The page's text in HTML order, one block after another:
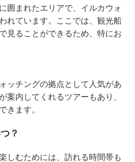
囲まれたエリアで、イルカウォ
れています。ここでは、観光船
見ることができるため、特にお
ッチングの拠点として人気があ
案内してくれるツアーもあり、
きます。
？
しむためには、訪れる時間帯も